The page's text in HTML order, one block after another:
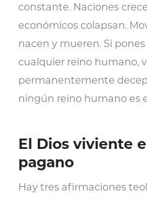
constante. Naciones
económicos colapsan.
nacen y mueren. Si
cualquier reino humano,
permanentemente
ningún reino humano es
El Dios viviente
pagano
Hay tres afirmaciones